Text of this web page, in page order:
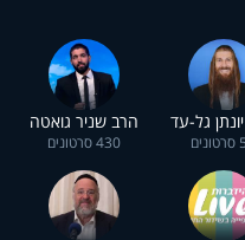
גל-עד הרב שניר גואטה
430 סרטונים